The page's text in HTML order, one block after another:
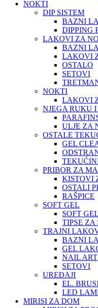
NOKTI
DIP SISTEM
BAZNI
DIPPING
LAKOVI ZA
BAZNI
LAKOVI
OSTALO
SETOVI
NOKTI
LAKOVI
NJEGA RUKU
ULJE ZA
OSTALE
GEL
PRIBOR ZA
KISTOVI
OSTALI
RAŠPICE
SOFT GEL
SOFT GEL
TIPSE ZA
TRAJNI
BAZNI
GEL
NAIL ART
SETOVI
UREĐAJI
EL.
LED
MIRISI ZA DOM